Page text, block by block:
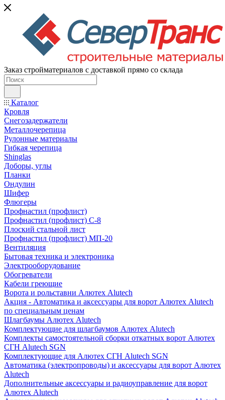
Заказ стройматериалов с доставкой прямо со склада
Каталог
Кровля
Снегозадержатели
Металлочерепица
Рулонные материалы
Гибкая черепица
Shinglas
Доборы, углы
Планки
Ондулин
Шифер
Флюгеры
Профнастил (профлист)
Профнастил (профлист) С-8
Плоский стальной лист
Профнастил (профлист) МП-20
Вентиляция
Бытовая техника и электроника
Электрооборудование
Обогреватели
Кабели греющие
Ворота и рольставни Алютех Alutech
Акция - Автоматика и аксессуары для ворот Алютех Alutech
по специальным ценам
Шлагбаумы Алютех Alutech
Комплектующие для шлагбаумов Алютех Alutech
Комплекты самостоятельной сборки откатных ворот Алютех
СГН Alutech SGN
Комплектующие для Алютех СГН Alutech SGN
Автоматика (электропроводы) и аксессуары для ворот Алютех
Alutech
Дополнительные аксессуары и радиоуправление для ворот
Алютех Alutech